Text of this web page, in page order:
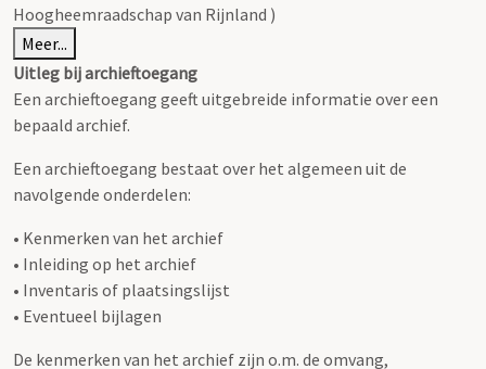
Hoogheemraadschap van Rijnland )
Meer...
Uitleg bij archieftoegang
Een archieftoegang geeft uitgebreide informatie over een
bepaald archief.
Een archieftoegang bestaat over het algemeen uit de
navolgende onderdelen:
• Kenmerken van het archief
• Inleiding op het archief
• Inventaris of plaatsingslijst
• Eventueel bijlagen
De kenmerken van het archief zijn o.m. de omvang,